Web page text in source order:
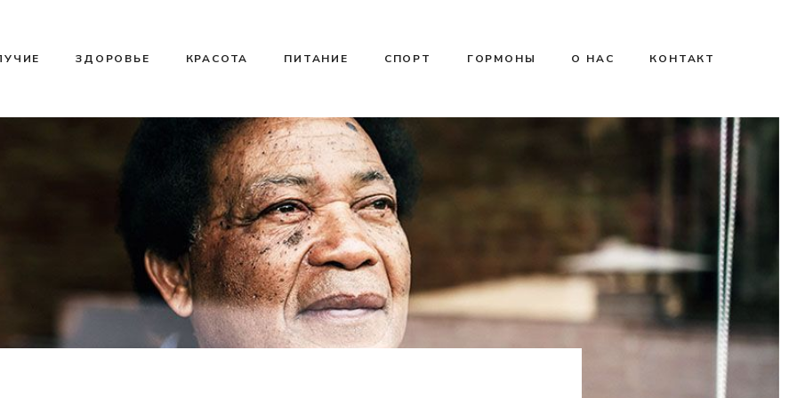
ЗДОРОВЬЕ КРАСОТА ПИТАНИЕ СПОРТ ГОРМОНЫ О НАС КОНТАКТ